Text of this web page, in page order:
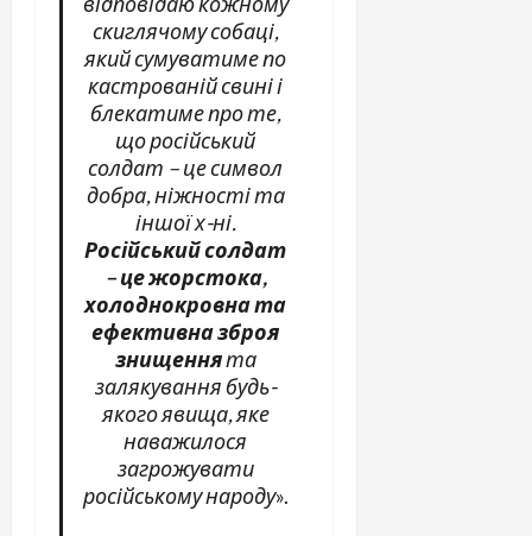
скиглячому собаці,
який сумуватиме по
кастрованій свині і
блекатиме про те,
що російський
солдат – це символ
добра, ніжності та
іншої х-ні.
Російський солдат
– це жорстока,
холоднокровна та
ефективна зброя
знищеннята
залякування будь-
якого явища, яке
наважилося
загрожувати
російському народу».